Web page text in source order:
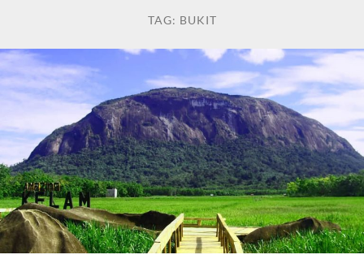
TAG: BUKIT